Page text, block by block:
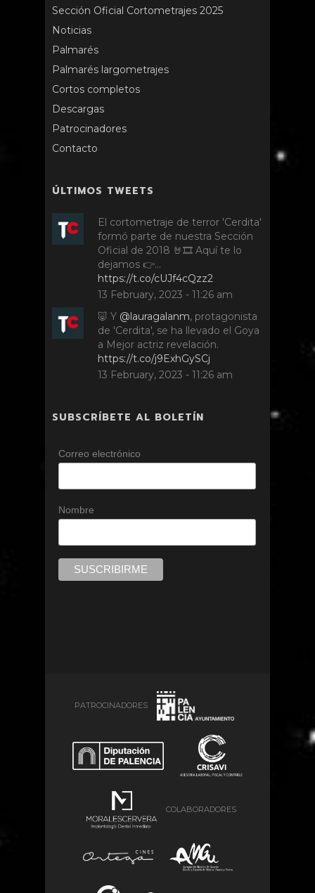
Sección Oficial Cortometrajes 2025
Noticias
Palmarés
Palmarés largometrajes
Cortos completos
Descargas
Patrocinadores
Contacto
ÚLTIMOS TWEETS
El cortometraje de terror 'Cerdita'
formó parte de nuestra Sección
Oficial de 2018 🤘🎞️ Aquí te lo
dejamos 👉…
https://t.co/cUJf4cQzz2
13 February, 2023 - 11:26 am
🐷 Y @lauragalanm, protagonista
de 'Cerdita', se ha llevado el Goya
a Mejor actriz revelación.
https://t.co/j9ExhGySCj
13 February, 2023 - 11:26 am
SUBSCRÍBETE AL BOLETÍN
Correo electrónico
Nombre
PATROCINADORES
COLABORADORES